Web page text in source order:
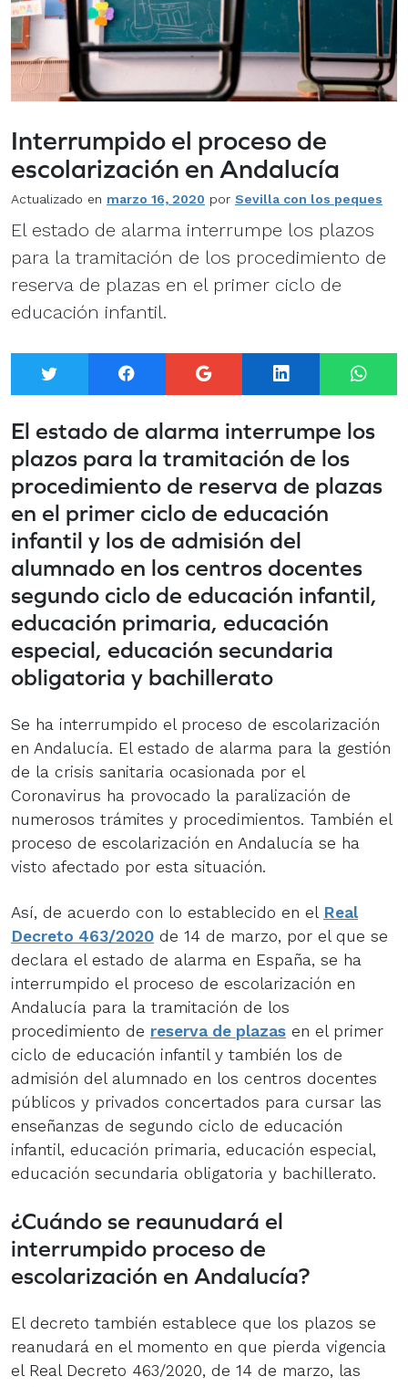
Interrumpido el proceso de
escolarización en Andalucía
Actualizado en marzo 16, 2020 por Sevilla con los peques
El estado de alarma interrumpe los plazos
para la tramitación de los procedimiento de
reserva de plazas en el primer ciclo de
educación infantil.
Twitter Facebook Google+ LinkedIn
El estado de alarma interrumpe los
plazos para la tramitación de los
procedimiento de reserva de plazas
en el primer ciclo de educación
infantil y los de admisión del
alumnado en los centros docentes
segundo ciclo de educación infantil,
educación primaria, educación
especial, educación secundaria
obligatoria y bachillerato
Se ha interrumpido el proceso de escolarización
en Andalucía. El estado de alarma para la gestión
de la crisis sanitaria ocasionada por el
Coronavirus ha provocado la paralización de
numerosos trámites y procedimientos. También el
proceso de escolarización en Andalucía se ha
visto afectado por esta situación.
Así, de acuerdo con lo establecido en el Real
Decreto 463/2020 de 14 de marzo, por el que se
declara el estado de alarma en España, se ha
interrumpido el proceso de escolarización en
Andalucía para la tramitación de los
procedimiento de reserva de plazas en el primer
ciclo de educación infantil y también los de
admisión del alumnado en los centros docentes
públicos y privados concertados para cursar las
enseñanzas de segundo ciclo de educación
infantil, educación primaria, educación especial,
educación secundaria obligatoria y bachillerato.
¿Cuándo se reaunudará el
interrumpido proceso de
escolarización en Andalucía?
El decreto también establece que los plazos se
reanudará en el momento en que pierda vigencia
el Real Decreto 463/2020, de 14 de marzo, las